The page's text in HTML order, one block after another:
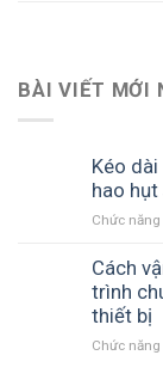
BÀI VIẾT MỚI
Kéo
hao hụt
Chức
Cách
trình
thiết bị
Chức